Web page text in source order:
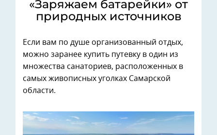
«Заряжаем батарейки» от
природных источников
Если вам по душе организованный отдых,
можно заранее купить путевку в один из
множества санаториев, расположенных в
самых живописных уголках Самарской
области.